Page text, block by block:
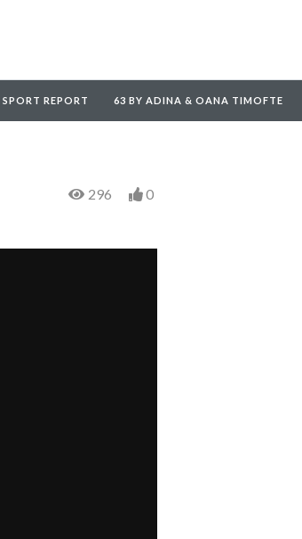
SPORT REPORT 63 BY ADINA & OANA TIMOFTE
296 0